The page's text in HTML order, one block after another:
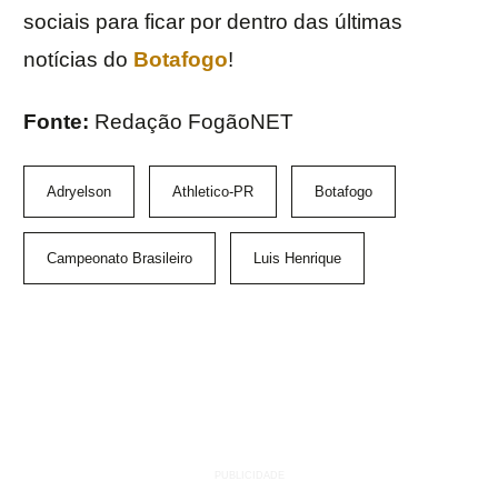
sociais para ficar por dentro das últimas
notícias do Botafogo!
Fonte: Redação FogãoNET
Adryelson Athletico-PR Botafogo
Campeonato Brasileiro Luis Henrique